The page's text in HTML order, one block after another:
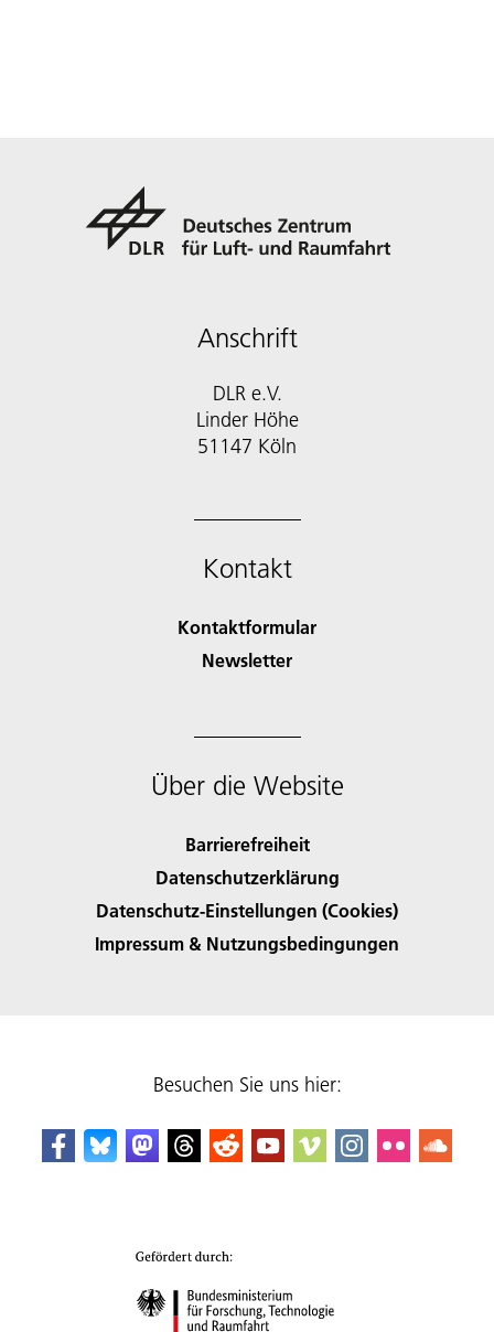
Anschrift
DLR e.V.
Linder Höhe
51147 Köln
Kontakt
Kontaktformular
Newsletter
Über die Website
Barrierefreiheit
Datenschutzerklärung
Datenschutz-Einstellungen (Cookies)
Impressum & Nutzungsbedingungen
Besuchen Sie uns hier: